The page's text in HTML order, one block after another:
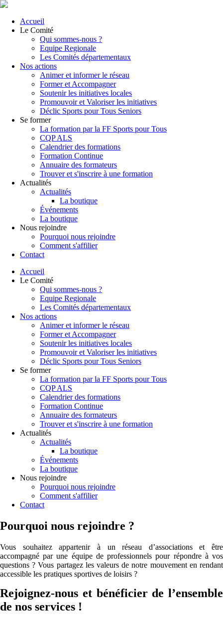
Accueil
Le Comité
Qui sommes-nous ?
Equipe Regionale
Les Comités départementaux
Nos actions
Animer et informer le réseau
Former et Accompagner
Soutenir les initiatives locales
Promouvoir et Valoriser les initiatives
Déclic Sports pour Tous Seniors
Se former
La formation par la FF Sports pour Tous
CQP ALS
Calendrier des formations
Formation Continue
Annuaire des formateurs
Trouver et s'inscrire à une formation
Actualités
Actualités
La boutique
Événements
La boutique
Nous rejoindre
Pourquoi nous rejoindre
Comment s'affilier
Contact
Accueil
Le Comité
Qui sommes-nous ?
Equipe Regionale
Les Comités départementaux
Nos actions
Animer et informer le réseau
Former et Accompagner
Soutenir les initiatives locales
Promouvoir et Valoriser les initiatives
Déclic Sports pour Tous Seniors
Se former
La formation par la FF Sports pour Tous
CQP ALS
Calendrier des formations
Formation Continue
Annuaire des formateurs
Trouver et s'inscrire à une formation
Actualités
Actualités
La boutique
Événements
La boutique
Nous rejoindre
Pourquoi nous rejoindre
Comment s'affilier
Contact
Pourquoi nous rejoindre ?
Vous souhaitez appartenir à un réseau d’associations et être
accompagné par une équipe de professionnels pour répondre à vos
questions ? Vous partagez les valeurs de notre mouvement en rendant
accessible les pratiques sportives de loisirs ?
Rejoignez-nous et bénéficier de l’ensemble
de nos services !